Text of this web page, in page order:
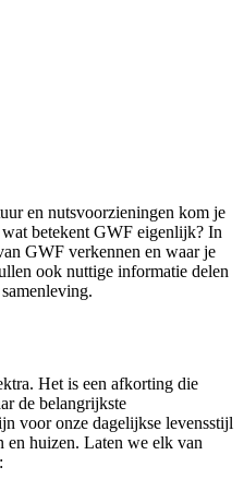
en nutsvoorzieningen kom je
betekent GWF eigenlijk? In
GWF verkennen en waar je
ook nuttige informatie delen
Het is een afkorting die
de belangrijkste
voor onze dagelijkse levensstijl
en huizen. Laten we elk van